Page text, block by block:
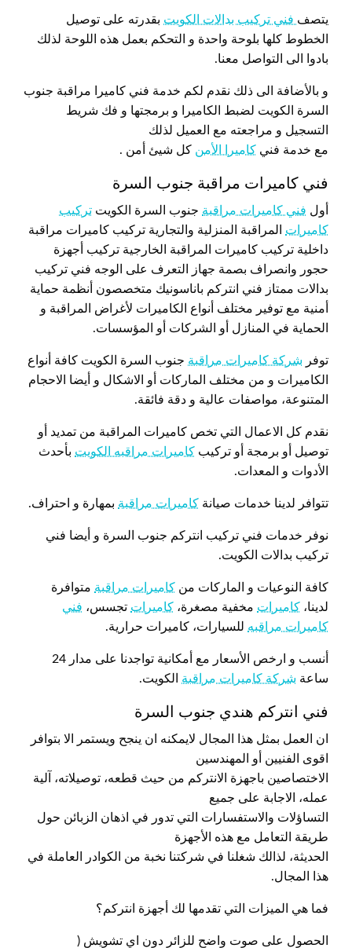
يتصف فني تركيب بدالات الكويت بقدرته على توصيل
الخطوط كلها بلوحة واحدة و التحكم بعمل هذه اللوحة لذلك
بادوا الى التواصل معنا.
و بالأضافة الى ذلك نقدم لكم خدمة فني كاميرا مراقبة جنوب
السرة الكويت لضبط الكاميرا و برمجتها و فك شريط
التسجيل و مراجعته مع العميل لذلك
مع خدمة فني كاميرا الأمن كل شيئ أمن .
فني كاميرات مراقبة جنوب السرة
أول فني كاميرات مراقبة جنوب السرة الكويت تركيب
كاميرات المراقبة المنزلية والتجارية تركيب كاميرات مراقبة
داخلية تركيب كاميرات المراقبة الخارجية تركيب أجهزة
حجور وانصراف بصمة جهاز التعرف على الوجه فني تركيب
بدالات ممتاز فني انتركم باناسونيك متخصصون أنظمة حماية
أمنية مع توفير مختلف أنواع الكاميرات لأغراض المراقبة و
الحماية في المنازل أو الشركات أو المؤسسات.
توفر شركة كاميرات مراقبة جنوب السرة الكويت كافة أنواع
الكاميرات و من مختلف الماركات أو الاشكال و أيضا الاحجام
المتنوعة، مواصفات عالية و دقة فائقة.
نقدم كل الاعمال التي تخص كاميرات المراقبة من تمديد أو
توصيل أو برمجة أو تركيب كاميرات مراقبه الكويت بأحدث
الأدوات و المعدات.
تتوافر لدينا خدمات صيانة كاميرات مراقبة بمهارة و احتراف.
نوفر خدمات فني تركيب انتركم جنوب السرة و أيضا فني
تركيب بدالات الكويت.
كافة النوعيات و الماركات من كاميرات مراقبة متوافرة
لدينا، كاميرات مخفية مصغرة، كاميرات تجسس، فني
كاميرات مراقبه للسيارات، كاميرات حرارية.
أنسب و ارخص الأسعار مع أمكانية تواجدنا على مدار 24
ساعة شركة كاميرات مراقبة الكويت.
فني انتركم هندي جنوب السرة
ان العمل بمثل هذا المجال لايمكنه ان ينجح ويستمر الا بتوافر
اقوى الفنيين أو المهندسين
الاختصاصين باجهزة الانتركم من حيث قطعه، توصيلاته، آلية
عمله، الاجابة على جميع
التساؤلات والاستفسارات التي تدور في اذهان الزبائن حول
طريقة التعامل مع هذه الأجهزة
الحديثة، لذالك شغلنا في شركتنا نخبة من الكوادر العاملة في
هذا المجال.
فما هي الميزات التي تقدمها لك أجهزة انتركم؟
الحصول على صوت واضح للزائر دون اي تشويش (